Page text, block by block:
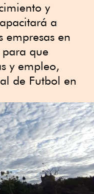
y
a
empresas en
que
y empleo,
de Futbol en